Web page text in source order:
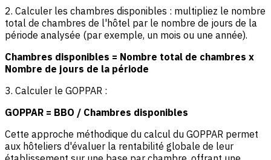
2. Calculer les chambres disponibles : multipliez le nombre
total de chambres de l'hôtel par le nombre de jours de la
période analysée (par exemple, un mois ou une année).
Chambres disponibles = Nombre total de chambres x
Nombre de jours de la période
3. Calculer le GOPPAR :
GOPPAR = BBO / Chambres disponibles
Cette approche méthodique du calcul du GOPPAR permet
aux hôteliers d'évaluer la rentabilité globale de leur